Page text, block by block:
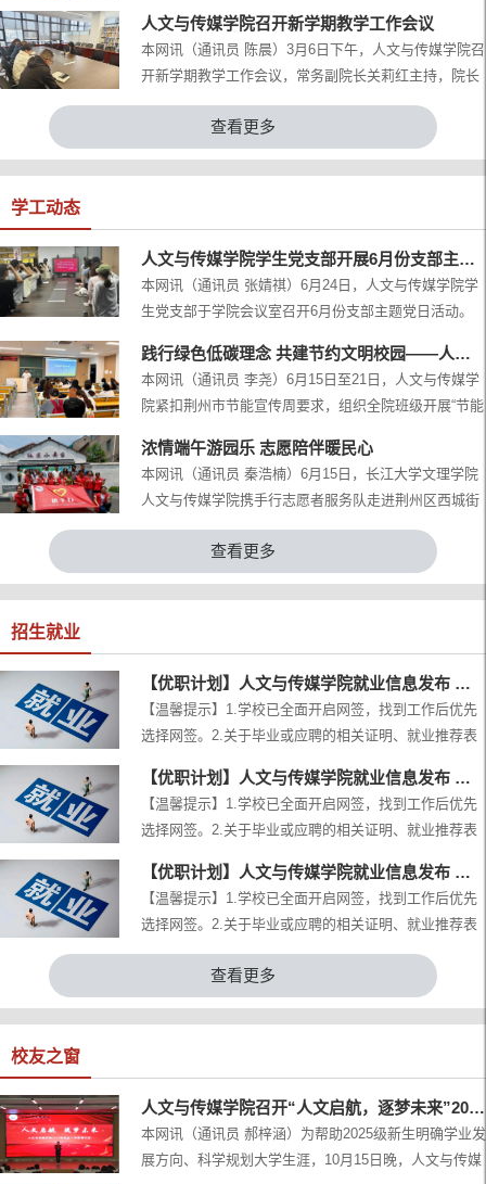
通知；学科竞赛、教科研推进相关工作；暑期《写作采
风》等实践课开课情况；开学第一周工作安排；院长助
理王磊代表汇报...
及教学办全体成员参加会议。会议由常务副院长关莉红
主持。会上，教学办陈晨首先就近期重点教学工作进行
了汇报。一是关于专业分流工作，目前已与各辅导员完
成对接，学生分流结果将在规定时间节点前发送至各教
研室主任，再由教学办统一报送教务处。二是关于2025
级人才培养方...
人文与传媒学院召开新学期教学工作会议
本网讯（通讯员 陈晨）3月6日下午，人文与传媒学院召
开新学期教学工作会议，常务副院长关莉红主持，院长
助理王磊、教学办成员及各教研室主任参会。会议聚焦
新学期教学工作，明确以下重点任务：会议要求，两个
教研室需同步推进工作，细化教研计划，确保教研活动
务实高效、成果落地。针对开学初教学秩序，全体教师
学院将组织专项检查，重点排查教学材料完备性及课堂
教学效果。20...
查看更多
学工动态
人文与传媒学院学生党支部开展6月份支部主题党日活动
本网讯（通讯员 张婧祺）6月24日，人文与传媒学院学
生党支部于学院会议室召开6月份支部主题党日活动。
员参会。活动严格遵循支部主题党日规范流程，依次进
行了重温入党誓词、交纳党费、集体学习《中国共产党
章程》（第七章）；学习习近平就推动哲学社会科学高
质量发展作出重要指示；学习《求是》杂志发表习近平
总书记重要文章《前瞻布局和发展未来产业》；逐条研
读新修订《中国...
践行绿色低碳理念 共建节约文明校园——人文与传媒...
本网讯（通讯员 李尧）6月15日至21日，人文与传媒学
院紧扣荆州市节能宣传周要求，组织全院班级开展“节能
院提前统筹，分年级错峰推进，融入短视频学习、知识
问答、集体签名等环节，并依托校园实景开展沉浸式宣
传，让节能教育更接地气。班会围绕理论学习、生活交
流、校园自查、互动实践四个方面展开。辅导员结合地
方政策解读“双碳”目标，引导学生增强绿色意识；同学
们主动分...
浓情端午游园乐 志愿陪伴暖民心
本网讯（通讯员 秦浩楠）6月15日，长江大学文理学院
人文与传媒学院携手行志愿者服务队走进荆州区西城街
道民主社区，开展“浓情端午 欢乐游园”主题志愿服务活
动。活动以传统民俗体验为载体，为社区独居、空巢老
人送去端午佳节的暖心关怀，在温情陪伴中弘扬中华优
秀传统文化。活动现场气氛温馨热烈，各体验区域有序
件，一起缠绕丝带、搭配挂饰，共同完成一个个充满节
日气息的手...
查看更多
招生就业
【优职计划】人文与传媒学院就业信息发布 （2026年...
【温馨提示】1.学校已全面开启网签，找到工作后优先
选择网签。2.关于毕业或应聘的相关证明、就业推荐表
理学院“91wllm高校就业智能网络服务平台”填写“就业去
向”等相关信息。【汉语言文学类】1.兰西县第一中学
2026年人才引进岗位：教师宣讲时间：2026-5-25详见
地址：https://ccnu.91wllm.cn/teachin/view/id/2473902.
深圳益新中学宣讲时间：2026-5-26岗位：教师详见地
址：ht...
【优职计划】人文与传媒学院就业信息发布 （2026年...
【温馨提示】1.学校已全面开启网签，找到工作后优先
选择网签。2.关于毕业或应聘的相关证明、就业推荐表
理学院“91wllm高校就业智能网络服务平台”填写“就业去
向”等相关信息。【汉语言文学类】1.优录客（湖北）教
育科技有限公司岗位：教学主讲宣讲时间：2026-5-21详
https://wust.91wllm.cn/largefairs/company/id/8438/
阜阳市颍东区教育局宣讲时间：2...
【优职计划】人文与传媒学院就业信息发布 （2026年...
【温馨提示】1.学校已全面开启网签，找到工作后优先
选择网签。2.关于毕业或应聘的相关证明、就业推荐表
请联系辅导员开具。3.如果已经就业，请在长江大学文
理学院“91wllm高校就业智能网络服务平台”填写“就业去
向”等相关信息。【汉语言文学类】1.湖南未来教育集团
岗位：教师宣讲时间：2026-5-12详见地址：
巴蜀中学校宣讲时间：2026-5-12岗位：教师详见地址：
https://cc...
查看更多
校友之窗
人文与传媒学院召开“人文启航，逐梦未来”2025级...
本网讯（通讯员 郝梓涵）为帮助2025级新生明确学业发
展方向、科学规划大学生涯，10月15日晚，人文与传媒